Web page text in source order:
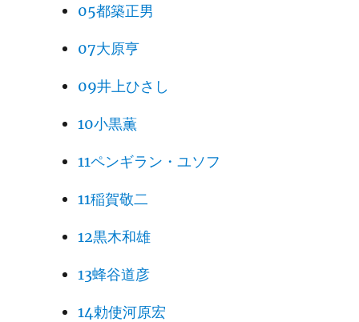
05都築正男
07大原亨
09井上ひさし
10小黒薫
11ペンギラン・ユソフ
11稲賀敬二
12黒木和雄
13蜂谷道彦
14勅使河原宏